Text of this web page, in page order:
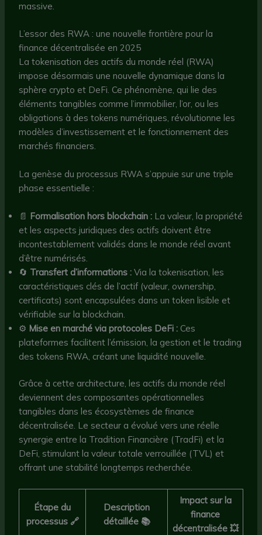
massive.
L’essor des RWA : une nouvelle frontière pour la
finance décentralisée en 2025
La tokenisation des actifs du monde réel (RWA)
impose désormais une nouvelle dynamique dans la
sphère crypto et DeFi. Ce phénomène, qui lie des
éléments tangibles comme l’immobilier, l’or, ou les
obligations à des tokens numériques, révolutionne les
modèles d’investissement et le fonctionnement des
marchés financiers.
La genèse du processus RWA s’appuie sur une triple
phase essentielle :
📄 Formalisation hors blockchain : La valeur, la propriété
et les aspects juridiques des actifs doivent être
incontestablement validés dans le monde réel avant
d’être numérisés.
🔄 Transfert d’informations : Via la tokenisation, les
caractéristiques clés de l’actif (valeur, ownership,
certificats) sont encapsulées dans un token lisible et
vérifiable sur la blockchain.
⚙️ Mise en marché via protocoles DeFi : Ces
plateformes facilitent l’émission, la gestion et le trading
des tokens RWA, créant une liquidité nouvelle.
Grâce à cette architecture, les actifs du monde réel
deviennent des composantes opérationnelles
tangibles dans les écosystèmes de finance
décentralisée. Le secteur a évolué vers une réelle
synergie entre la Tradition Financière (TradFi) et la
DeFi, stimulant la valeur totale verrouillée (TVL) et
offrant une stabilité longtemps recherchée.
Étape du
processus 🔗
Description
détaillée 📚
Impact sur la
finance
décentralisée 💥